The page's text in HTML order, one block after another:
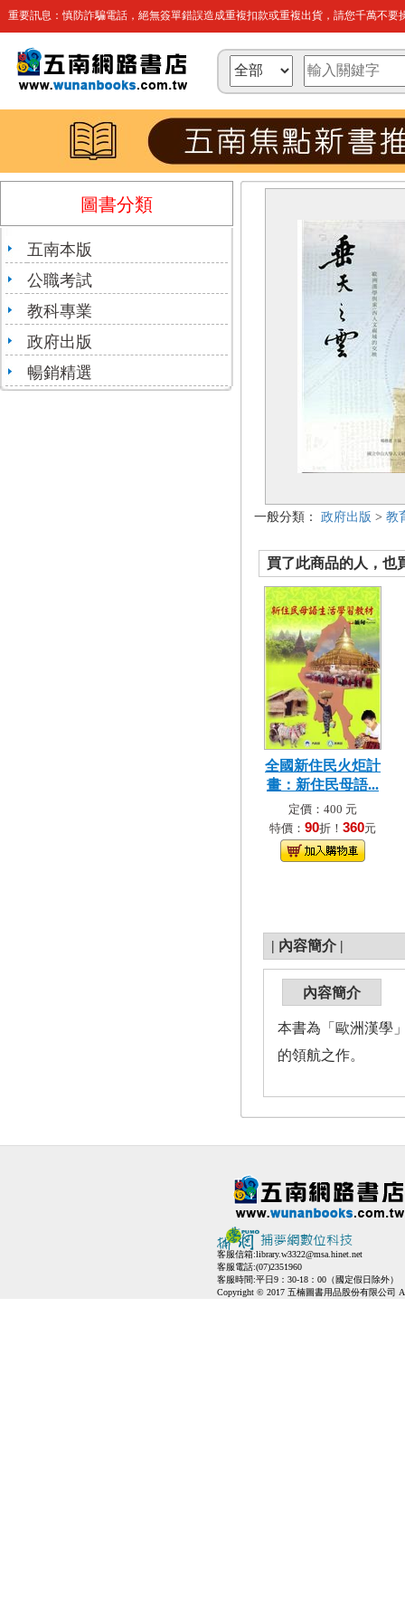
重要訊息：慎防詐騙電話，絕無簽單錯誤造成重複扣款或重複出貨，請您千萬不要
圖書分類
五南本版
公職考試
教科專業
政府出版
暢銷精選
一般分類： 政府出版 > 教
買了此商品的人，也
全國新住民火炬計
畫：新住民母語...
定價：400 元
特價： 90折！ 360元
| 內容簡介 |
內容簡介
本書為「歐洲漢學
的領航之作。
客服信箱:library.w3322@msa.hinet.net
客服電話:(07)2351960
客服時間:平日9：30-18：00（國定假日除外）
Copyright © 2017 五楠圖書用品股份有限公司